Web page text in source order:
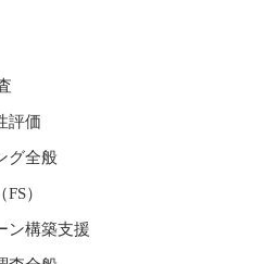
評価
グ全般
）
ン構築支援